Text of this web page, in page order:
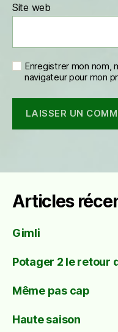
Site web
Enregistrer mon nom,
navigateur pour mon
Articles
Gimli
Potager 2 le retour
Même pas cap
Haute saison